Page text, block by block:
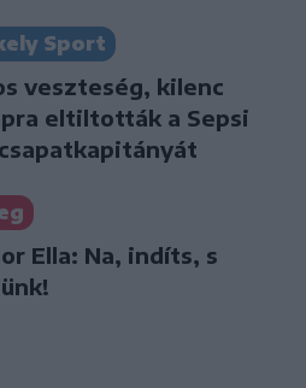
Sport
veszteség, kilenc
eltiltották a Sepsi
csapatkapitányát
Ella: Na, indíts, s